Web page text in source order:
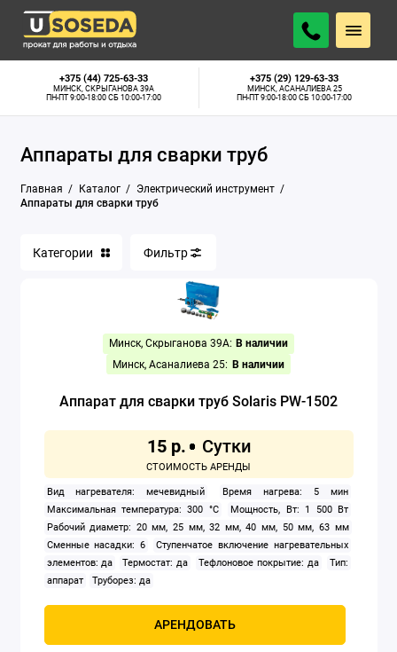
+375 (44) 725-63-33
МИНСК, СКРЫГАНОВА 39А
ПН-ПТ 9:00-18:00 СБ 10:00-17:00
+375 (29) 129-63-33
МИНСК, АСАНАЛИЕВА 25
ПН-ПТ 9:00-18:00 СБ 10:00-17:00
Аппараты для сварки труб
Главная Каталог
Электрический инструмент
Аппараты для сварки труб
Аппараты для сварки труб
Бетонорезы
Болгарки
Дрели алмазного сверления
Заклепочники
Компрессоры
Краскораспылители
Категории Фильтр
Минск, Скрыганова 39А: В наличии
Минск, Асаналиева 25: В наличии
Аппарат для сварки труб Solaris PW-1502
15 р.
Вид нагревателя: мечевидный
Время нагрева: 5 мин
Максимальная температура: 300 °C
Мощность, Вт: 1 500 Вт
Рабочий диаметр: 20 мм, 25 мм, 32 мм, 40 мм, 50 мм, 63 мм
Сменные насадки: 6
Ступенчатое включение нагревательных
элементов: да
Термостат: да Тефлоновое покрытие: да
Тип:
аппарат
Труборез: да
АРЕНДОВАТЬ